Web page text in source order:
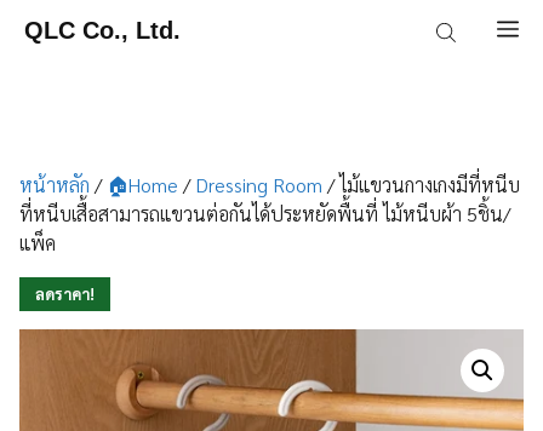
QLC Co., Ltd.
หน้าหลัก / 🏠Home /Dressing Room / ไม้แขวนกางเกงมีที่หนีบ
ที่หนีบเสื้อสามารถแขวนต่อกันได้ประหยัดพื้นที่ ไม้หนีบผ้า 5ชิ้น/
แพ็ค
ลดราคา!